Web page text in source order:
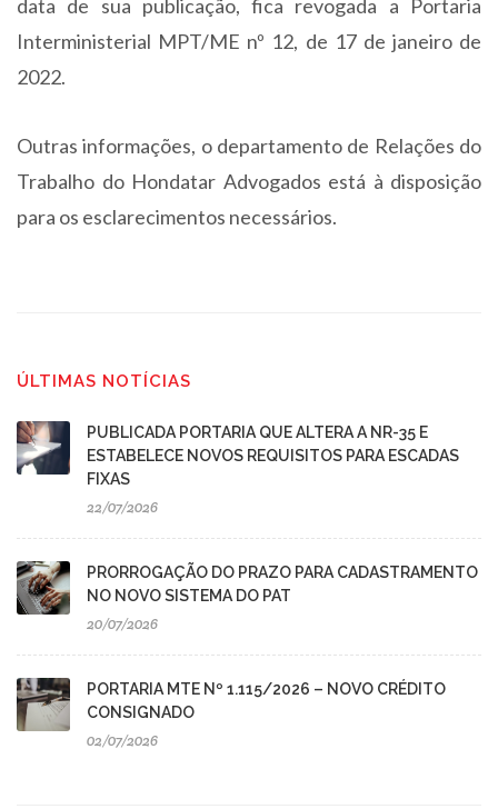
data de sua publicação, fica revogada a Portaria
Interministerial MPT/ME nº 12, de 17 de janeiro de
2022.
Outras informações, o departamento de Relações do
Trabalho do Hondatar Advogados está à disposição
para os esclarecimentos necessários.
ÚLTIMAS NOTÍCIAS
PUBLICADA PORTARIA QUE ALTERA A NR-35 E
ESTABELECE NOVOS REQUISITOS PARA ESCADAS
FIXAS
22/07/2026
PRORROGAÇÃO DO PRAZO PARA CADASTRAMENTO
NO NOVO SISTEMA DO PAT
20/07/2026
PORTARIA MTE Nº 1.115/2026 – NOVO CRÉDITO
CONSIGNADO
02/07/2026